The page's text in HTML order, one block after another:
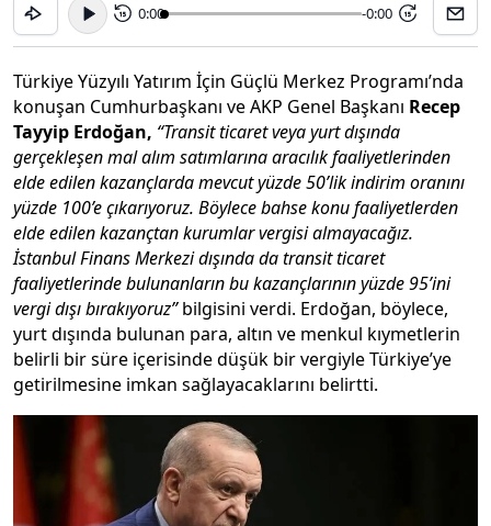
15 0:00 -0:00 15
Türkiye Yüzyılı Yatırım İçin Güçlü Merkez Programı’nda
konuşan Cumhurbaşkanı ve AKP Genel Başkanı Recep
Tayyip Erdoğan, “Transit ticaret veya yurt dışında
gerçekleşen mal alım satımlarına aracılık faaliyetlerinden
elde edilen kazançlarda mevcut yüzde 50’lik indirim oranını
yüzde 100’e çıkarıyoruz. Böylece bahse konu faaliyetlerden
elde edilen kazançtan kurumlar vergisi almayacağız.
İstanbul Finans Merkezi dışında da transit ticaret
faaliyetlerinde bulunanların bu kazançlarının yüzde 95’ini
vergi dışı bırakıyoruz”bilgisini verdi. Erdoğan, böylece,
yurt dışında bulunan para, altın ve menkul kıymetlerin
belirli bir süre içerisinde düşük bir vergiyle Türkiye’ye
getirilmesine imkan sağlayacaklarını belirtti.